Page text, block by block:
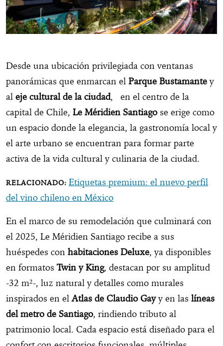
Desde una ubicación privilegiada con ventanas
panorámicas que enmarcan el Parque Bustamante y
al eje cultural de la ciudad, en el centro de la
capital de Chile, Le Méridien Santiago se erige como
un espacio donde la elegancia, la gastronomía local y
el arte urbano se encuentran para formar parte
activa de la vida cultural y culinaria de la ciudad.
Etiquetas premium: el nuevo perfil
del vino chileno en México
En el marco de su remodelación que culminará con
el 2025, Le Méridien Santiago recibe a sus
huéspedes con habitaciones Deluxe, ya disponibles
en formatosTwin y King, destacan por su amplitud
-32 m²-, luz natural y detalles como murales
inspirados en elAtlas de Claudio Gayy en las líneas
del metro de Santiago, rindiendo tributo al
patrimonio local. Cada espacio está diseñado para el